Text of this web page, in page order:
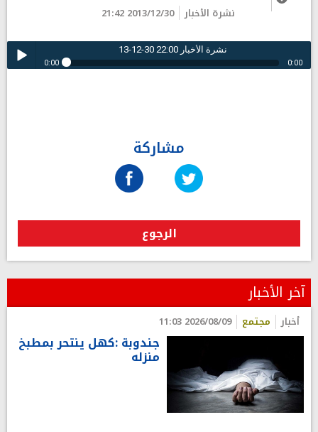
نشرة الأخبار 2013/12/30 21:42
نشرة الأخبار 22:00 30-12-13
0:00 0:00
مشاركة
الرجوع
آخر الأخبار
أخبار مجتمع 2026/08/09 11:03
جندوبة :كهل ينتحر بمطبخ
منزله